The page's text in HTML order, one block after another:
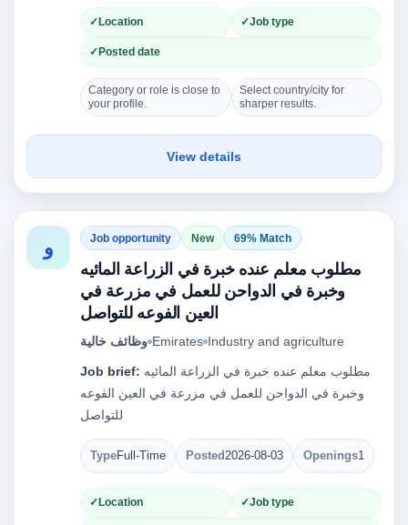
Location Job type
Posted date
Category or role is close to
your profile.
Select country/city for
sharper results.
View details
و Job opportunity New 69% Match
مطلوب معلم عنده خبرة في الزراعة المائيه
وخبرة في الدواحن للعمل في مزرعة في
العين الفوعه للتواصل
وظائف خالية Emirates Industry and agriculture
Job brief:
وخبرة في الدواحن للعمل في مزرعة في العين الفوعه
للتواصل
TypeFull-Time Posted2026-08-03 Openings1
Location Job type